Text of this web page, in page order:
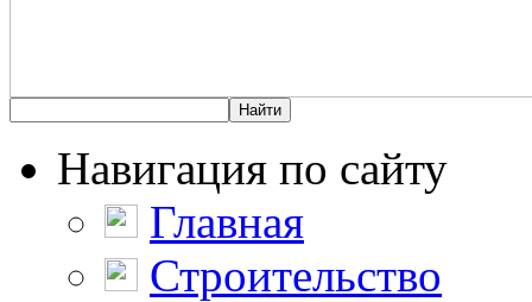
Навигация по сайту
Главная
Строительство